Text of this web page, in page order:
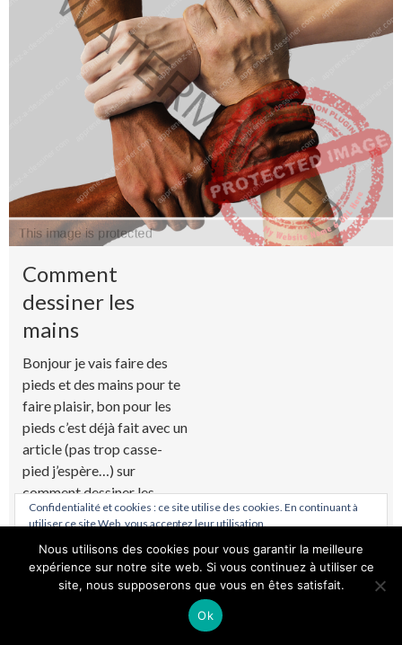
Comment
dessiner les
mains
Bonjour je vais faire des
pieds et des mains pour te
faire plaisir, bon pour les
pieds c’est déjà fait avec un
article (pas trop casse-
pied j’espère…) sur
comment dessiner les
pieds alors aujourd’hui
dessiner les mains. Tout
d’abord il faut comprendre
Nous utilisons des cookies pour vous garantir la meilleure
expérience sur notre site web. Si vous continuez à utiliser ce
site, nous supposerons que vous en êtes satisfait.
Ok
Confidentialité et cookies : ce site utilise des cookies. En continuant à
utiliser ce site Web, vous acceptez leur utilisation.
Pour en savoir plus, notamment sur la façon de contrôler les cookies,
consultez :Politique relative aux cookies